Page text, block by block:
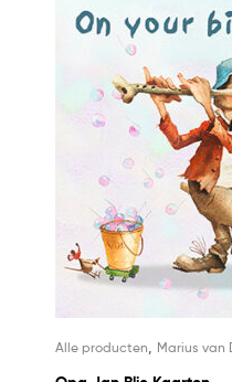
Alle producten Marius van